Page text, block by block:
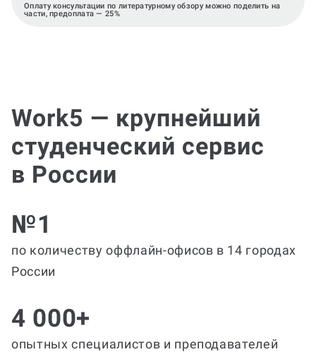
Оплату консультации по литературному обзору можно поделить на
части, предоплата — 25%
Work5 — крупнейший
студенческий сервис
в России
№1
по количеству оффлайн-офисов в 14 городах
России
4 000+
опытных специалистов и преподавателей